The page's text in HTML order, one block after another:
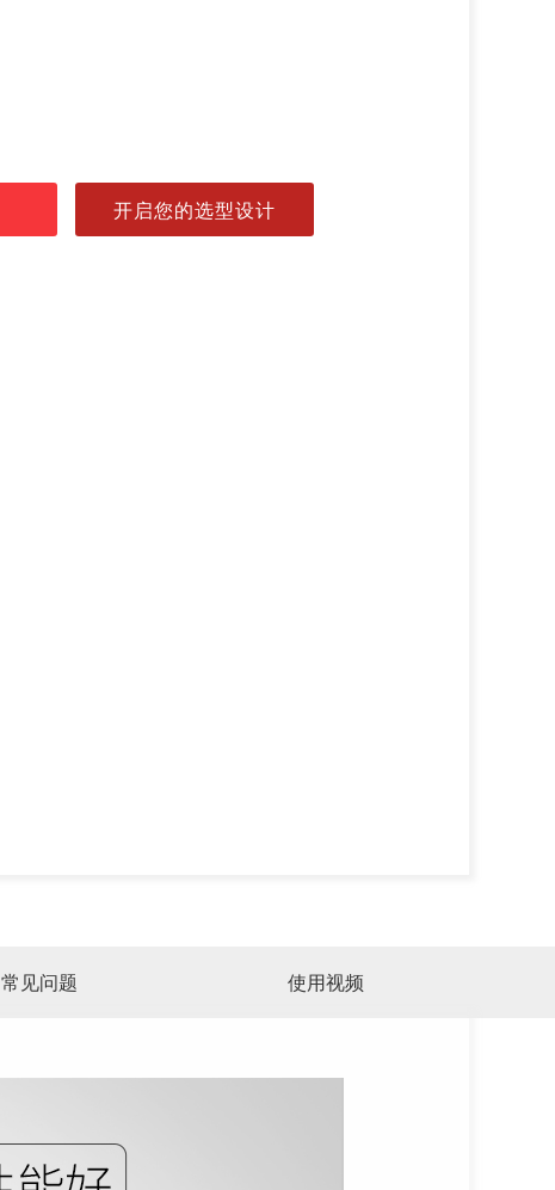
开启您的选型设计
常见问题 使用视频